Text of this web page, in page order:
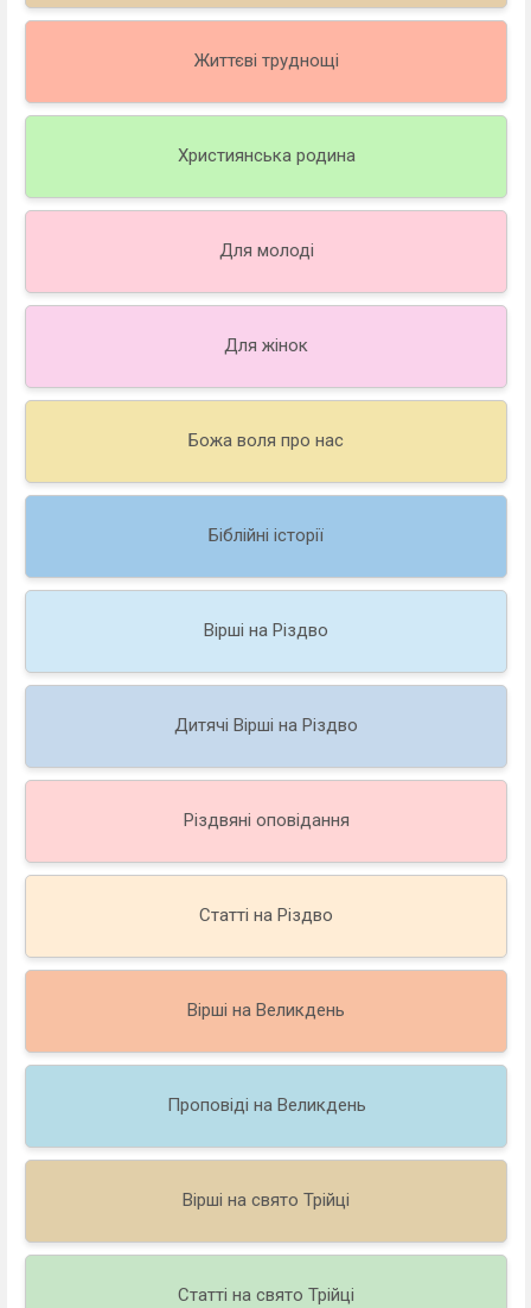
Життєві труднощі
Християнська родина
Для молоді
Для жінок
Божа воля про нас
Біблійні історії
Вірші на Різдво
Дитячі Вірші на Різдво
Різдвяні оповідання
Статті на Різдво
Вірші на Великдень
Проповіді на Великдень
Вірші на свято Трійці
Статті на свято Трійці